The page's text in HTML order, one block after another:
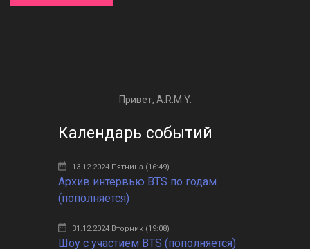
Привет, A.R.M.Y.
Календарь событий
13.12.2024 Пятница (16:49)
Архив интервью BTS по годам
(пополняется)
31.12.2024 Вторник (19:08)
Шоу с участием BTS (пополняется)